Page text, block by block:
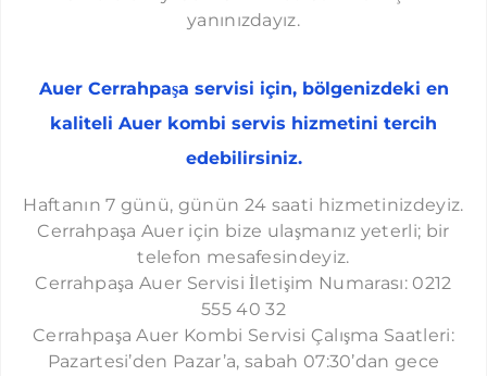
yanınızdayız.
Auer Cerrahpaşa servisi için, bölgenizdeki en
kaliteli Auer kombi servis hizmetini tercih
edebilirsiniz.
​Haftanın 7 günü, günün 24 saati hizmetinizdeyiz.
Cerrahpaşa Auer için bize ulaşmanız yeterli; bir
telefon mesafesindeyiz.
Cerrahpaşa Auer Servisi İletişim Numarası: 0212
555 40 32
Cerrahpaşa Auer Kombi Servisi Çalışma Saatleri:
Pazartesi’den Pazar’a, sabah 07:30’dan gece
HALKALI AUER SERVISI
KAYAŞEHIR AUER SERVISI
BAHÇEŞEHIR AUER SERVISI
ACIBADEM AUER SERVISI
ALTUNIZADE AUER SERVISI
BALMUMCU AUER SERVISI
ATAKÖY AUER SERVISI
BEBEK AUER SERVISI
BOMONTI AUER SERVISI